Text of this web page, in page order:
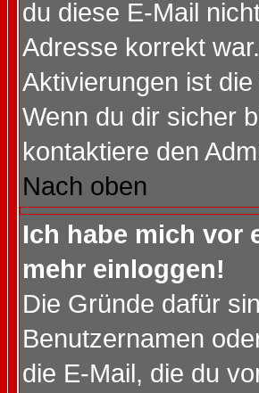
du diese E-Mail
Adresse korrekt
Aktivierungen ist
Wenn du dir sicher
kontaktiere den
Nach oben
Ich habe mich vor
mehr einloggen!
Die Gründe dafür
Benutzernamen
die E-Mail, die du